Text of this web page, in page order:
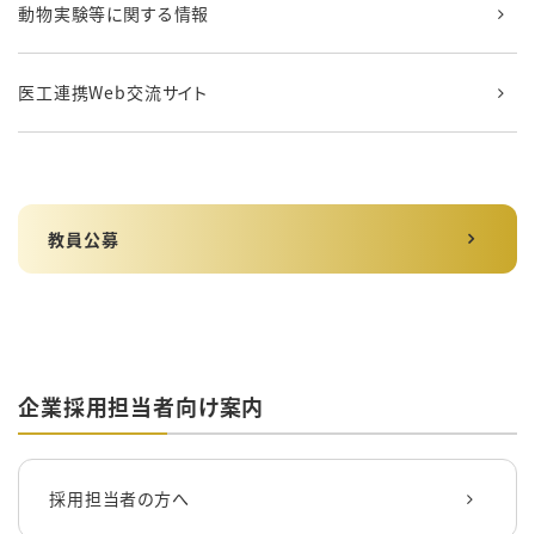
動物実験等に関する情報
医工連携Web交流サイト
教員公募
企業採用担当者向け案内
採用担当者の方へ